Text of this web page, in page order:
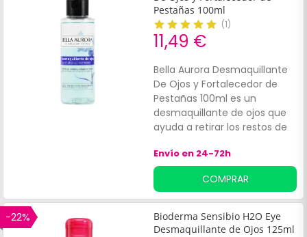
Pestañas 100ml
(1)
11,49 €
Bella Aurora Desmaquillante
De Ojos y Fortalecedor de
Pestañas 100ml es un
desmaquillante de ojos que
ayuda a retirar los restos de
Además, contribuye a
descongestionar bolsas y
ojeras, reduce los signos de
fatiga, fortalece las pestañas
y aporta volumen y densidad
a las pestañas.
Envío en 24-72h
COMPRAR
-22%
Bioderma Sensibio H2O Eye
Desmaquillante de Ojos 125ml